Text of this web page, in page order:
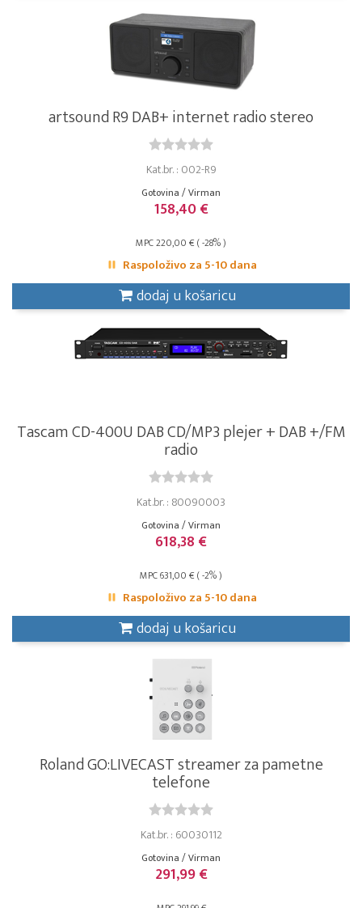
artsound R9 DAB+ internet radio stereo
Kat.br. : 002-R9
Gotovina / Virman
158,40 €
MPC 220,00 € ( -28% )
Raspoloživo za 5-10 dana
dodaj u košaricu
Tascam CD-400U DAB CD/MP3 plejer + DAB +/FM
radio
Kat.br. : 80090003
Gotovina / Virman
618,38 €
MPC 631,00 € ( -2% )
Raspoloživo za 5-10 dana
dodaj u košaricu
Roland GO:LIVECAST streamer za pametne
telefone
Kat.br. : 60030112
Gotovina / Virman
291,99 €